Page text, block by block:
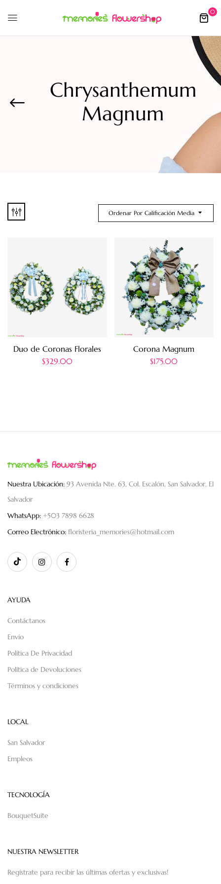
0
Chrysanthemum
Magnum
Ordenar Por Calificación Media
Duo de Coronas Florales
$329.00
Corona Magnum
$175.00
Nuestra Ubicación: 93 Avenida Nte. 63, Col. Escalón, San Salvador, El
Salvador
WhatsApp: +503 7898 6628
Correo Electrónico: floristeria_memories@hotmail.com
AYUDA
Contáctanos
Envío
Política De Privacidad
Política de Devoluciones
Términos y condiciones
LOCAL
San Salvador
Empleos
TECNOLOGÍA
BouquetSuite
NUESTRA NEWSLETTER
Regístrate para recibir las últimas ofertas y exclusivas!